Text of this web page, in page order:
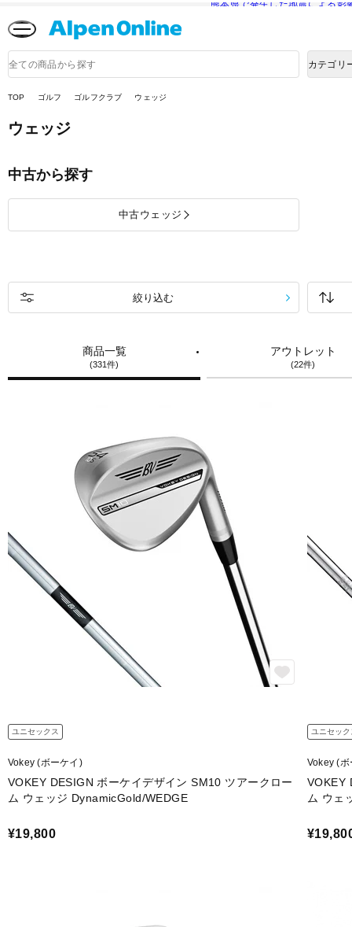
熊本県で発生した地震による影
品
検
カテゴリ
TOP ゴルフ ゴルフクラブ ウェッジ
ウェッジ
中古から探す
中古ウェッジ
商品一覧
(331件)
アウトレット
(22件)
絞り込む
ユニセックス
Vokey (ボーケイ)
VOKEY DESIGN ボーケイデザイン SM10 ツアークロー
ム ウェッジ DynamicGold/WEDGE
¥19,800
ユニセック
Vokey (ボ
VOKEY
ム ウェ